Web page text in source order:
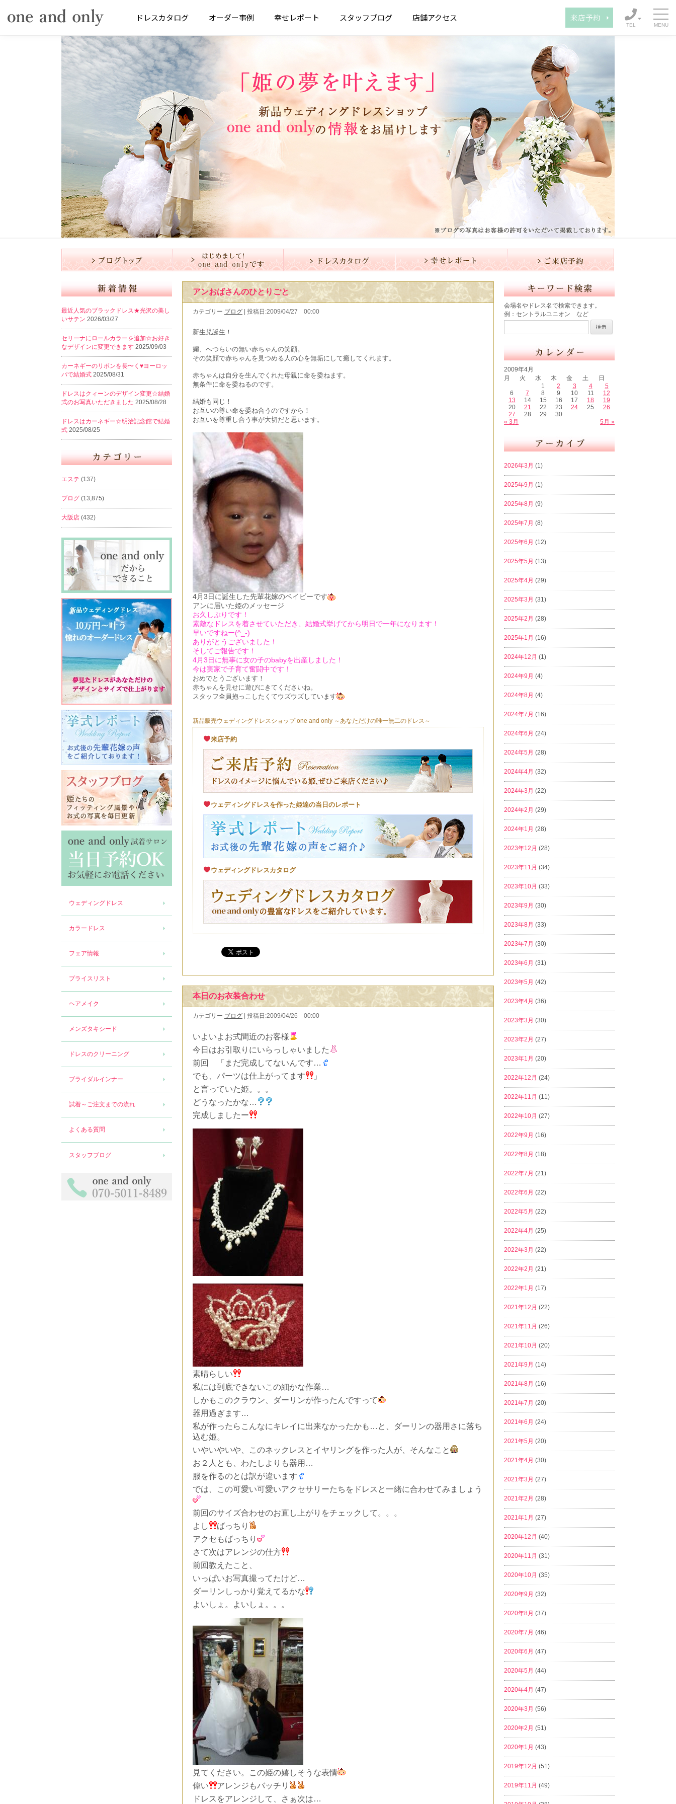
来店予約
TEL
ドレスカタログ オーダー事例 幸せレポート スタッフブログ 店舗アクセス
最近人気のブラックドレス★光沢の美し
いサテン 2026/03/27
セリーナにロールカラーを追加☆お好き
なデザインに変更できます 2025/09/03
カーネギーのリボンを長〜く♥️ヨーロッ
パで結婚式 2025/08/31
ドレスはクィーンのデザイン変更☆結婚
式のお写真いただきました 2025/08/28
ドレスはカーネギー☆明治記念館で結婚
式 2025/08/25
エステ (137)
ブログ (13,875)
大阪店 (432)
ウェディングドレス
カラードレス
フェア情報
プライスリスト
ヘアメイク
メンズタキシード
ドレスのクリーニング
ブライダルインナー
試着～ご注文までの流れ
よくある質問
スタッフブログ
アンおばさんのひとりごと
カテゴリー ブログ | 投稿日:2009/04/27 00:00
新生児誕生！
媚、へつらいの無い赤ちゃんの笑顔。
その笑顔で赤ちゃんを見つめる人の心を無垢にして癒してくれます。
赤ちゃんは自分を生んでくれた母親に命を委ねます。
無条件に命を委ねるのです。
結婚も同じ！
お互いの尊い命を委ね合うのですから！
お互いを尊重し合う事が大切だと思います。
4月3日に誕生した先輩花嫁のベイビーです
アンに届いた姫のメッセージ
お久しぶりです！
素敵なドレスを着させていただき、結婚式挙げてから明日で一年になります！
早いですねー(^_-)
ありがとうございました！
そしてご報告です！
4月3日に無事に女の子のbabyを出産しました！
今は実家で子育て奮闘中です！
おめでとうございます！
赤ちゃんを見せに遊びにきてくださいね。
スタッフ全員抱っこしたくてウズウズしています
新品販売ウェディングドレスショップ one and only ～あなただけの唯一無二のドレス～
来店予約
ウェディングドレスを作った姫達の当日のレポート
ウェディングドレスカタログ
本日のお衣装合わせ
カテゴリー ブログ | 投稿日:2009/04/26 00:00
いよいよお式間近のお客様
今日はお引取りにいらっしゃいました
前回 「まだ完成してないんです…
でも、パーツは仕上がってます
」
と言っていた姫。。。
どうなったかな…
完成しましたー
素晴らしい
私には到底できないこの細かな作業…
しかもこのクラウン、ダーリンが作ったんですって
器用過ぎます…
私が作ったらこんなにキレイに出来なかったかも…と、ダーリンの器用さに落ち
込む姫。
いやいやいや、このネックレスとイヤリングを作った人が、そんなこと
お２人とも、わたしよりも器用…
服を作るのとは訳が違います
では、この可愛い可愛いアクセサリーたちをドレスと一緒に合わせてみましょう
前回のサイズ合わせのお直し上がりをチェックして。。。
よし
ばっちり
アクセもばっちり
さて次はアレンジの仕方
前回教えたこと、
いっぱいお写真撮ってたけど…
ダーリンしっかり覚えてるかな
よいしょ。よいしょ。。。
見てください。この姫の嬉しそうな表情
偉い
アレンジもバッチリ
ドレスをアレンジして、さぁ次は…
会場名やドレス名で検索できます。
例：セントラルユニオン など
2009年4月
月
火 水 木 金 土 日
« 3月 5月 »
1 2 3 4
5
6
7 8 9 10 11
12
13
14 15 16 17 18
19
20
21 22 23 24 25
26
27
28 29 30
2026年3月 (1)
2025年9月 (1)
2025年8月 (9)
2025年7月 (8)
2025年6月 (12)
2025年5月 (13)
2025年4月 (29)
2025年3月 (31)
2025年2月 (28)
2025年1月 (16)
2024年12月 (1)
2024年9月 (4)
2024年8月 (4)
2024年7月 (16)
2024年6月 (24)
2024年5月 (28)
2024年4月 (32)
2024年3月 (22)
2024年2月 (29)
2024年1月 (28)
2023年12月 (28)
2023年11月 (34)
2023年10月 (33)
2023年9月 (30)
2023年8月 (33)
2023年7月 (30)
2023年6月 (31)
2023年5月 (42)
2023年4月 (36)
2023年3月 (30)
2023年2月 (27)
2023年1月 (20)
2022年12月 (24)
2022年11月 (11)
2022年10月 (27)
2022年9月 (16)
2022年8月 (18)
2022年7月 (21)
2022年6月 (22)
2022年5月 (22)
2022年4月 (25)
2022年3月 (22)
2022年2月 (21)
2022年1月 (17)
2021年12月 (22)
2021年11月 (26)
2021年10月 (20)
2021年9月 (14)
2021年8月 (16)
2021年7月 (20)
2021年6月 (24)
2021年5月 (20)
2021年4月 (30)
2021年3月 (27)
2021年2月 (28)
2021年1月 (27)
2020年12月 (40)
2020年11月 (31)
2020年10月 (35)
2020年9月 (32)
2020年8月 (37)
2020年7月 (46)
2020年6月 (47)
2020年5月 (44)
2020年4月 (47)
2020年3月 (56)
2020年2月 (51)
2020年1月 (43)
2019年12月 (51)
2019年11月 (49)